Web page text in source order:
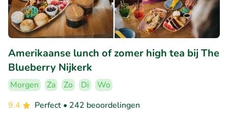
Amerikaanse lunch of zomer high tea bij The
Blueberry Nijkerk
Morgen Za Zo Di
Wo
9.4
Perfect • 242 beoordelingen